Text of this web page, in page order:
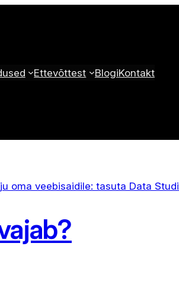
Ettevõttest BlogiKontakt
oma veebisaidile: tasuta Data